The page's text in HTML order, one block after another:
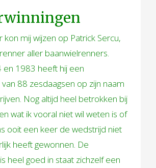
kon mij wijzen op Patrick Sercu,
aller baanwielrenners.
en 1983 heeft hij een
88 zesdaagsen op zijn naam
Nog altijd heel betrokken bij
wat ik vooral niet wil weten is of
ooit een keer de wedstrijd niet
heeft gewonnen. De
heel goed in staat zichzelf een